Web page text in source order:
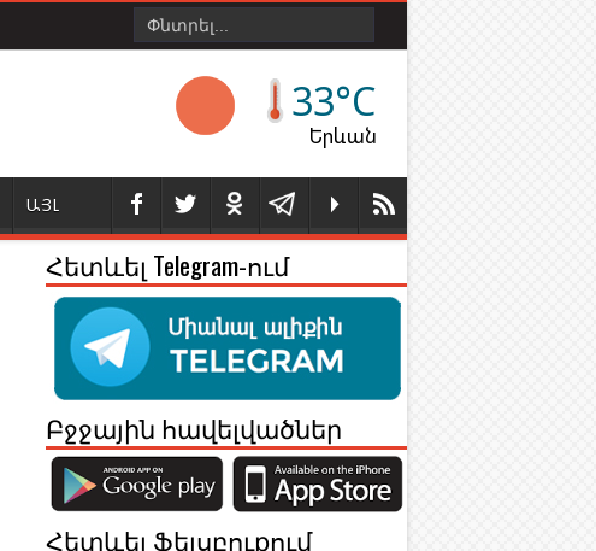
33°C
Երևան
ԱՅԼ
Հետևել Telegram-ում
Բջջային հավելվածներ
Հետևել Ֆեյսբուքում